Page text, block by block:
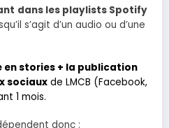
dans les playlists Spotify
s’agit d’un audio ou d’une
stories + la publication
sociaux de LMCB (Facebook,
1 mois.
donc :